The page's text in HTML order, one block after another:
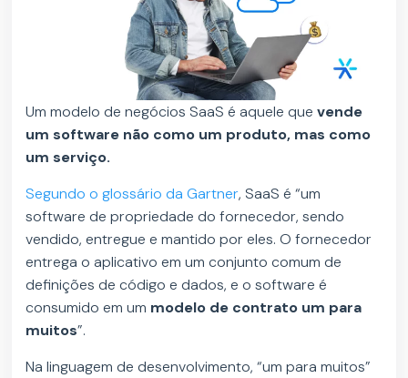
Um modelo de negócios SaaS é aquele quevende
um software não como um produto, mas como
um serviço.
Segundo o glossário da Gartner, SaaS é “um
software de propriedade do fornecedor, sendo
vendido, entregue e mantido por eles. O fornecedor
entrega o aplicativo em um conjunto comum de
definições de código e dados, e o software é
consumido em um modelo de contrato um para
muitos”.
Na linguagem de desenvolvimento, “um para muitos”